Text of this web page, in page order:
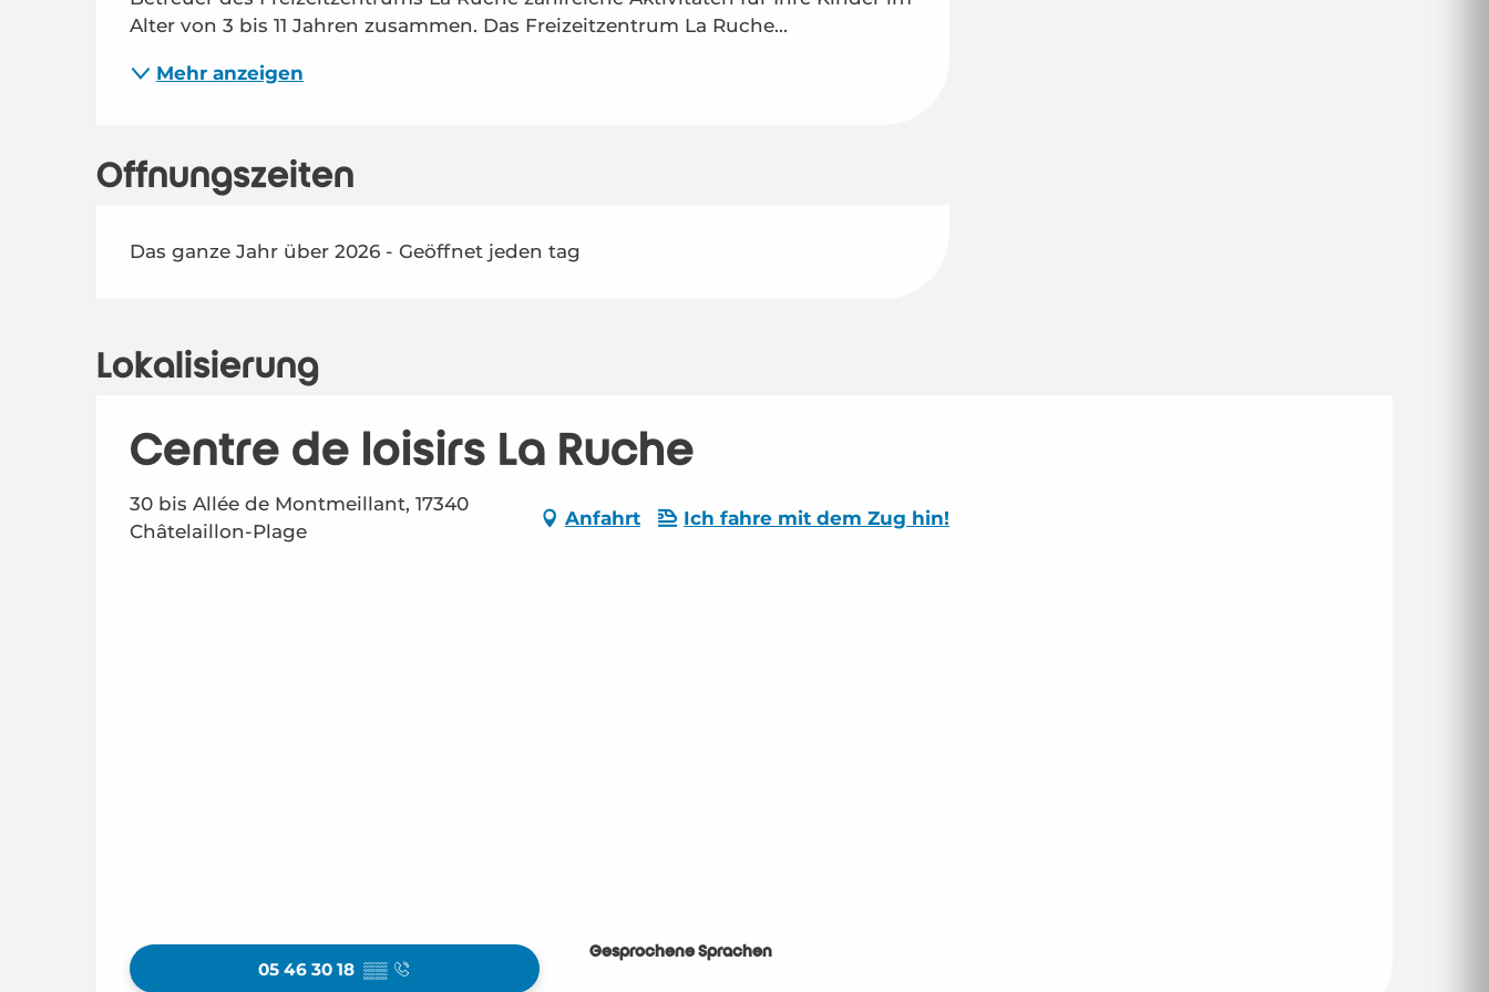
Alter von 3 bis 11 Jahren zusammen. Das Freizeitzentrum La Ruche...
Mehr anzeigen
Öffnungszeiten
Das ganze Jahr über 2026 - Geöffnet jeden tag
Lokalisierung
Centre de loisirs La Ruche
30 bis Allée de Montmeillant, 17340
Châtelaillon-Plage
Anfahrt Ich fahre mit dem Zug hin!
05 46 30 18 ▒▒
Gesprochene Sprachen
Gesprochene Sprachen